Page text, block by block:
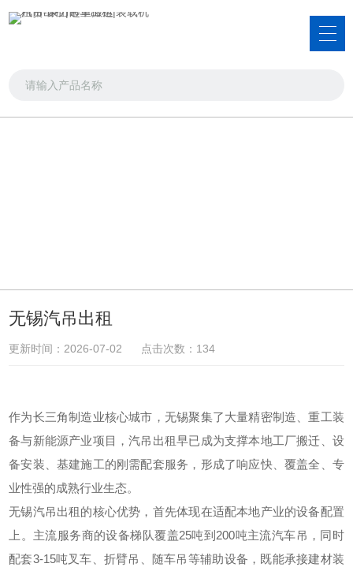
无锡汽吊出租
更新时间：2026-07-02 点击次数：134
作为长三角制造业核心城市，无锡聚集了大量精密制造、重工装
备与新能源产业项目，汽吊出租早已成为支撑本地工厂搬迁、设
备安装、基建施工的刚需配套服务，形成了响应快、覆盖全、专
业性强的成熟行业生态。
无锡汽吊出租的核心优势，首先体现在适配本地产业的设备配置
上。主流服务商的设备梯队覆盖25吨到200吨主流汽车吊，同时
配套3-15吨叉车、折臂吊、随车吊等辅助设备，既能承接建材装